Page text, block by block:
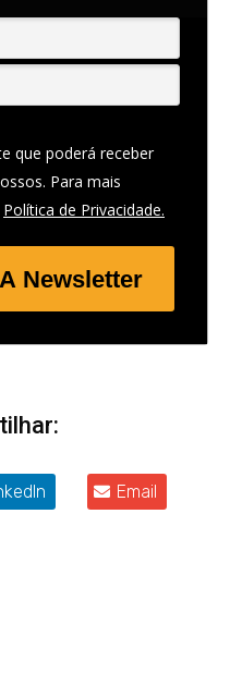
que poderá receber
Para mais
Política de Privacidade.
Newsletter
Email